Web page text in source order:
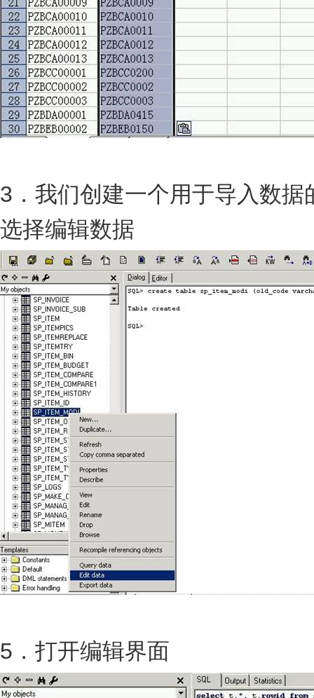
3．我们创建一个用于导入数
选择编辑数据
5．打开编辑界面